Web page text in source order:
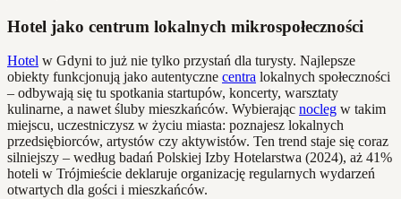
Hotel jako centrum lokalnych mikrospołeczności
Hotel w Gdyni to już nie tylko przystań dla turysty. Najlepsze
obiekty funkcjonują jako autentyczne centra lokalnych społeczności
– odbywają się tu spotkania startupów, koncerty, warsztaty
kulinarne, a nawet śluby mieszkańców. Wybierając nocleg w takim
miejscu, uczestniczysz w życiu miasta: poznajesz lokalnych
przedsiębiorców, artystów czy aktywistów. Ten trend staje się coraz
silniejszy – według badań Polskiej Izby Hotelarstwa (2024), aż 41%
hoteli w Trójmieście deklaruje organizację regularnych wydarzeń
otwartych dla gości i mieszkańców.